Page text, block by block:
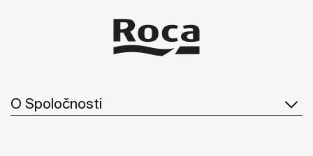
O Spoločnosti